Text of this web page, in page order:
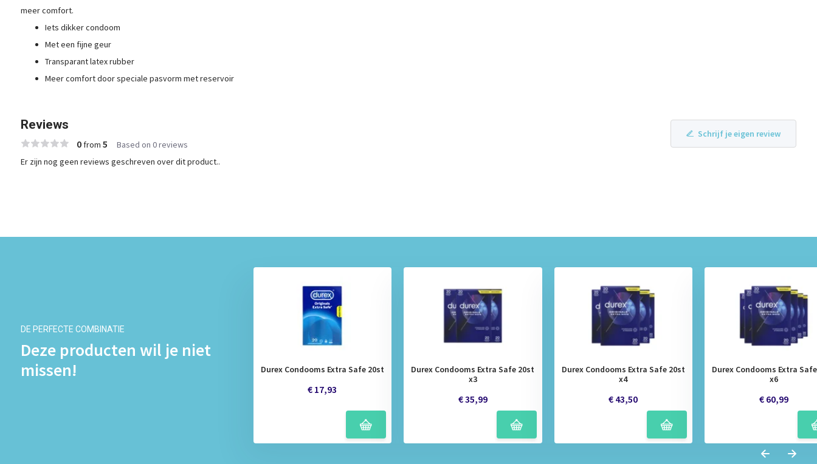
meer comfort.
Iets dikker condoom
Met een fijne geur
Transparant latex rubber
Meer comfort door speciale pasvorm met reservoir
Reviews
0from 5 Based on 0 reviews
Schrijf je eigen review
Er zijn nog geen reviews geschreven over dit product..
DE PERFECTE COMBINATIE
Deze producten wil je niet
missen!
Extra Safe 20st
x4
Durex Condooms Extra Safe 20st
€ 17,93
Durex Condooms Extra Safe 20st
x3
€ 35,99
Durex Condooms Extra Safe 20st
x4
€ 43,50
Durex Condooms Extra
x6
€ 60,99